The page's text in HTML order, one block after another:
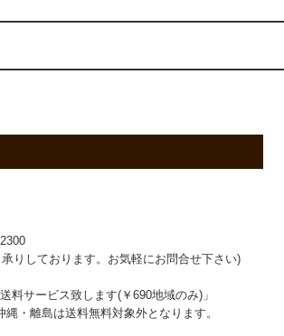
りしております。お気軽にお問合せ下さい)
料サービス致します(￥690地域のみ)」
・離島は送料無料対象外となります。